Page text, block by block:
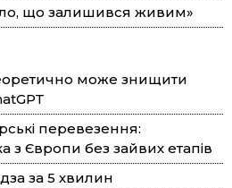
що залишився живим»
може знищити
перевезення:
з Європи без зайвих етапів
за 5 хвилин